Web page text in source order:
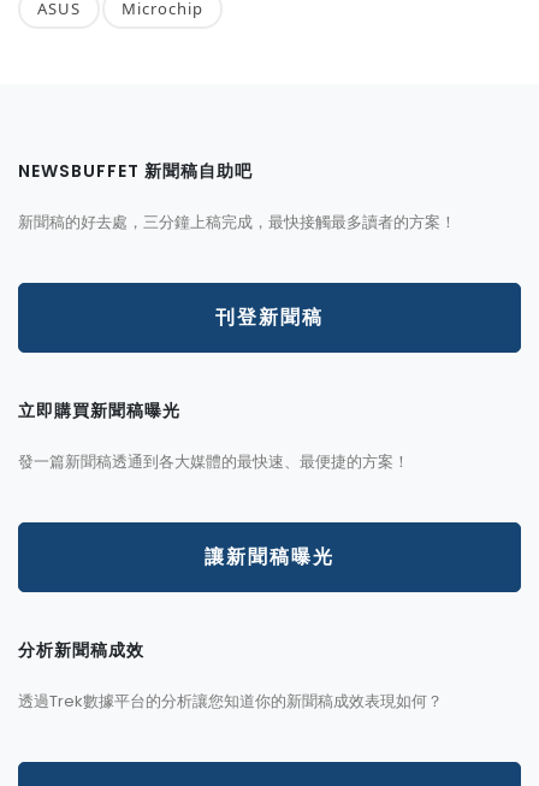
ASUS Microchip
NEWSBUFFET 新聞稿自助吧
新聞稿的好去處，三分鐘上稿完成，最快接觸最多讀者的方案！
刊登新聞稿
立即購買新聞稿曝光
發一篇新聞稿透通到各大媒體的最快速、最便捷的方案！
讓新聞稿曝光
分析新聞稿成效
透過Trek數據平台的分析讓您知道你的新聞稿成效表現如何？